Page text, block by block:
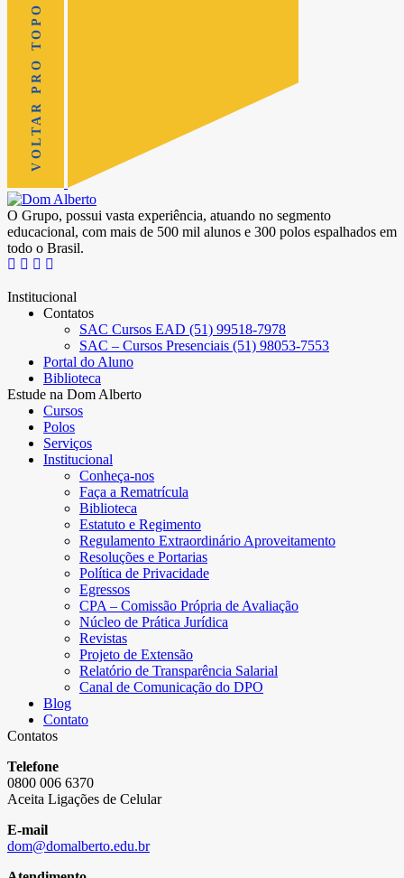
VOLTAR PRO TOPO
O Grupo, possui vasta experiência, atuando no segmento
educacional, com mais de 500 mil alunos e 300 polos espalhados em
todo o Brasil.
Institucional
Contatos
SAC Cursos EAD (51) 99518-7978
SAC – Cursos Presenciais (51) 98053-7553
Portal do Aluno
Biblioteca
Estude na Dom Alberto
Cursos
Polos
Serviços
Institucional
Conheça-nos
Faça a Rematrícula
Biblioteca
Estatuto e Regimento
Regulamento Extraordinário Aproveitamento
Resoluções e Portarias
Política de Privacidade
Egressos
CPA – Comissão Própria de Avaliação
Núcleo de Prática Jurídica
Revistas
Projeto de Extensão
Relatório de Transparência Salarial
Canal de Comunicação do DPO
Blog
Contato
Contatos
Telefone
0800 006 6370
Aceita Ligações de Celular
E-mail
dom@domalberto.edu.br